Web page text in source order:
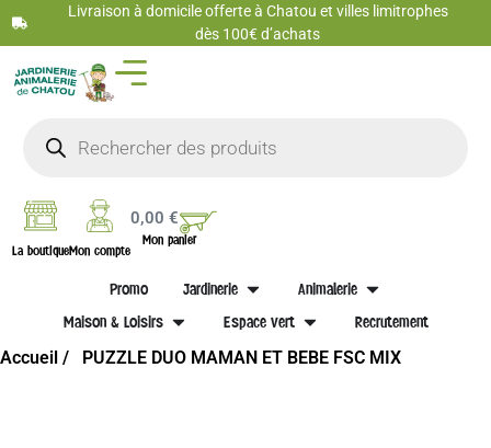
Livraison à domicile offerte à Chatou et villes limitrophes
dès 100€ d’achats
La boutiqueMon compte
0,00€
Mon panier
Promo Jardinerie
Animalerie
Maison & Loisirs
Espace vert Recrutement
Accueil / PUZZLE DUO MAMAN ET BEBE FSC MIX